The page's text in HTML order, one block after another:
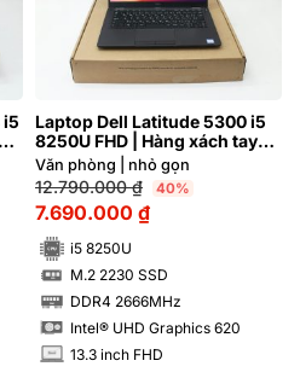
i5
Laptop Dell Latitude 5300 i5
8250U FHD | Hàng xách tay
JAPAN 99%
Văn phòng | nhỏ gọn
12.790.000₫ 40%
7.690.000 ₫
i5 8250U
SSD M.2 2230 SSD
DDR4 2666MHz
Intel® UHD Graphics 620
INCH 13.3 inch FHD